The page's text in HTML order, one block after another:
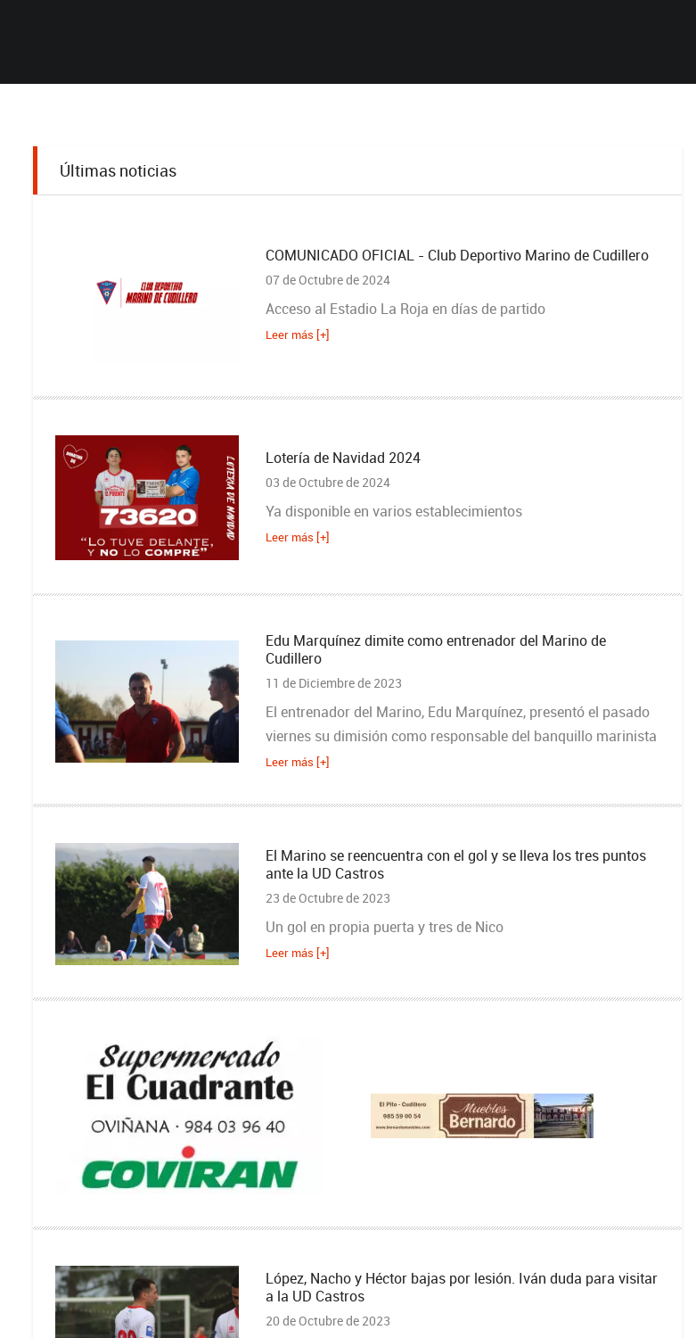
Últimas noticias
COMUNICADO OFICIAL - Club Deportivo Marino de Cudillero
07 de Octubre de 2024
Acceso al Estadio La Roja en días de partido
Leer más [+]
Lotería de Navidad 2024
03 de Octubre de 2024
Ya disponible en varios establecimientos
Leer más [+]
Edu Marquínez dimite como entrenador del Marino de
Cudillero
11 de Diciembre de 2023
El entrenador del Marino, Edu Marquínez, presentó el pasado
viernes su dimisión como responsable del banquillo marinista
Leer más [+]
El Marino se reencuentra con el gol y se lleva los tres puntos
ante la UD Castros
23 de Octubre de 2023
Un gol en propia puerta y tres de Nico
Leer más [+]
López, Nacho y Héctor bajas por lesión. Iván duda para visitar
a la UD Castros
20 de Octubre de 2023